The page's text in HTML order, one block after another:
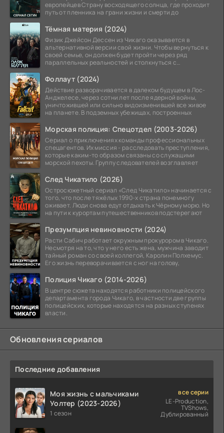
европейцев Страну восходящего солнца, где проходит
путь от пленника на грани жизни и смерти до
Тёмная материя (2024)
Физик Джейсон Дессен из Чикаго оказывается в
альтернативной версии свой жизни. Чтобы вернуться к
своей семье, он должен будет пройти через ряд
параллельных реальностей и столкнуться с
Фоллаут (2024)
Действие разворачивается в далеком будущем в Лос-
Анджелесе, через сотни лет после ядерной войны,
уничтожившей или сильно видоизменившей все живое
на планете. В подземных убежищах, построенных
Морская полиция: Спецотдел (2003-2026)
Сериал о приключениях команды профессиональных
спецагентов. Их миссия - расследовать преступления,
которые каким-то образом связаны со служащими
морской пехоты. Группу следователей возглавляет
След Чикатило (2026)
Остросюжетный сериал «След Чикатило» начинается с
того, что после тяжёлых 1990-х страна понемногу
оживает. Люди снова едут отдыхать к Чёрному морю. Но
на пути к курортам путешественников подстерегают
Презумпция невиновности (2024)
Расти Сабич работает окружным прокурором в Чикаго.
Несмотря на то, что у него есть жена, мужчина заводит
тайный роман со своей коллегой, Каролин Полхемус.
Его жизнь переворачивается с ног на голову,
Полиция Чикаго (2014-2026)
В центре сюжета находятся работники полицейского
департамента города Чикаго, в частности две группы
полицейских, которые находятся на разных ступенях
власти.
Обновления сериалов
Последние добавления
Моя жизнь с мальчиками
Уолтер (2023-2026)
1 сезон
все серии
LE-Production,
TVShows,
Дублированный